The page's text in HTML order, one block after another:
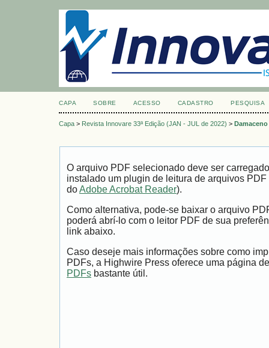
CAPA SOBRE ACESSO CADASTRO PESQUISA
Capa > Revista Innovare 33ª Edição (JAN - JUL de 2022) > Damaceno
O arquivo PDF selecionado deve ser
instalado um plugin de leitura de arquivos
doAdobe Acrobat Reader).
Como alternativa, pode-se baixar o arquivo
poderá abrí-lo com o leitor PDF de sua
link abaixo.
Caso deseje mais informações sobre como
PDFs, a Highwire Press oferece uma página
PDFs bastante útil.